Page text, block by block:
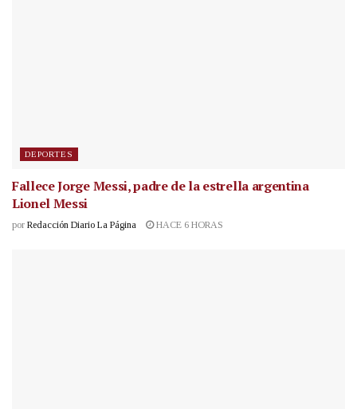
DEPORTES
Fallece Jorge Messi, padre de la estrella argentina
Lionel Messi
por Redacción Diario La Página HACE 6 HORAS